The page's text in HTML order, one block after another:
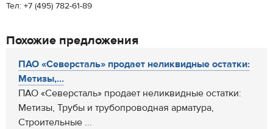
Тел: +7 (495) 782-61-89
Похожие предложения
ПАО «Северсталь» продает неликвидные остатки:
Метизы,...
ПАО «Северсталь» продает неликвидные остатки:
Метизы, Трубы и трубопроводная арматура,
Строительные ...